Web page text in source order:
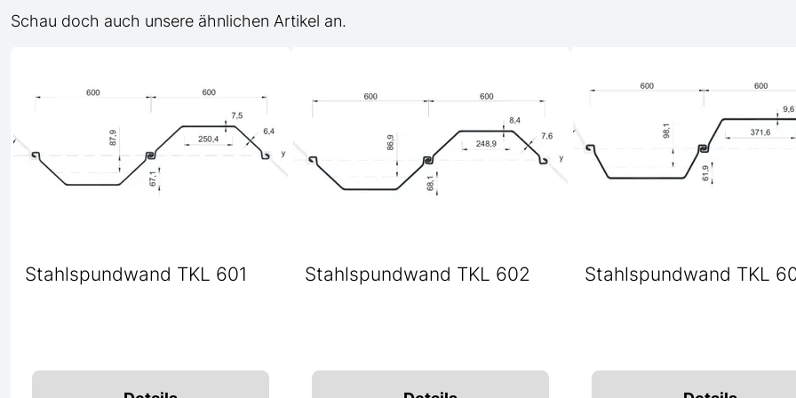
Schau doch auch unsere ähnlichen Artikel an.
Stahlspundwand TKL 601 Stahlspundwand TKL 602 Stahlspundwand TKL